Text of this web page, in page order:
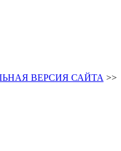
ВЕРСИЯ САЙТА >>